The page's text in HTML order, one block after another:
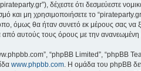
δέχεστε ότι δεσμεύεστε
και μη χρησιμοποιήσετε το
όμως θα ήταν συνετό εκ μέρους σας να
από αυτούς τους όρους με την
“phpBB Limited”, “phpBB
www.phpbb.com. Η ομάδα του phpBB